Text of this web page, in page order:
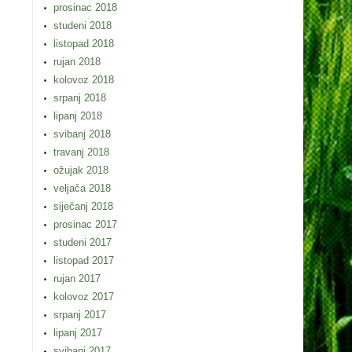
prosinac 2018
studeni 2018
listopad 2018
rujan 2018
kolovoz 2018
srpanj 2018
lipanj 2018
svibanj 2018
travanj 2018
ožujak 2018
veljača 2018
siječanj 2018
prosinac 2017
studeni 2017
listopad 2017
rujan 2017
kolovoz 2017
srpanj 2017
lipanj 2017